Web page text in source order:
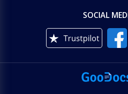
SOCIAL
Trustpilot